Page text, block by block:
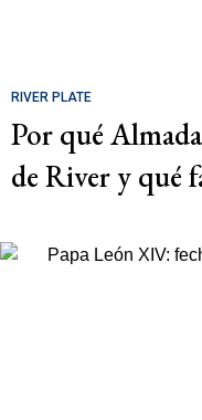
RIVER PLATE
Por qué
de River y qué